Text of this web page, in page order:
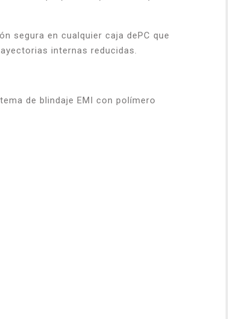
segura en cualquier caja dePC que
internas reducidas.
de blindaje EMI con polímero